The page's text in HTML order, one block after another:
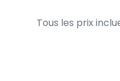
Tous les prix